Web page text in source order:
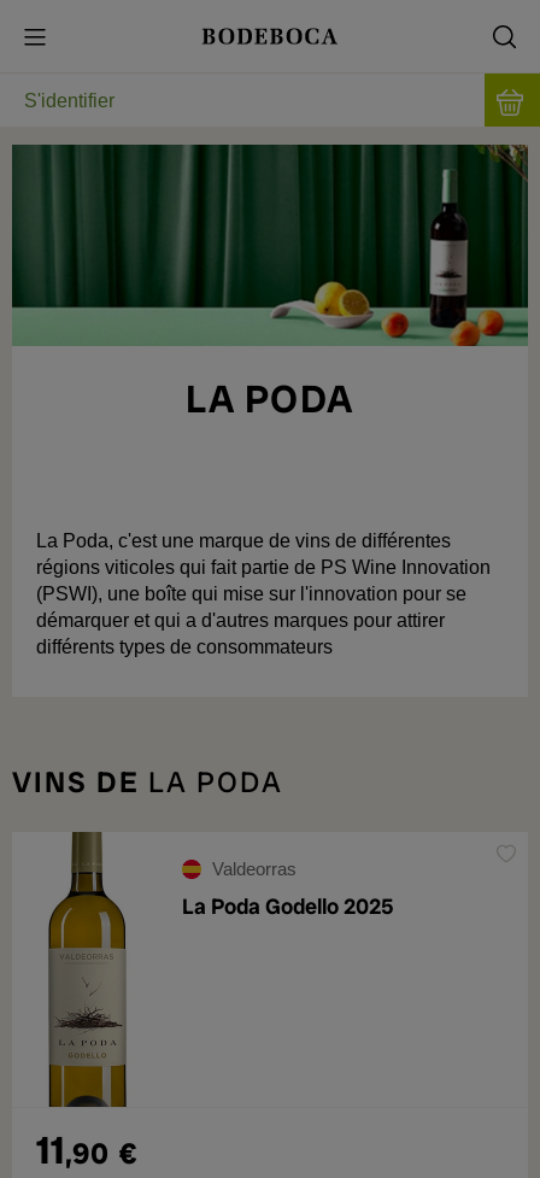
S'identifier
LA PODA
La Poda, c'est une marque de vins de différentes
régions viticoles qui fait partie de PS Wine Innovation
(PSWI), une boîte qui mise sur l'innovation pour se
démarquer et qui a d'autres marques pour attirer
différents types de consommateurs
VINS DE LA PODA
Valdeorras
La Poda Godello 2025
11,90 €